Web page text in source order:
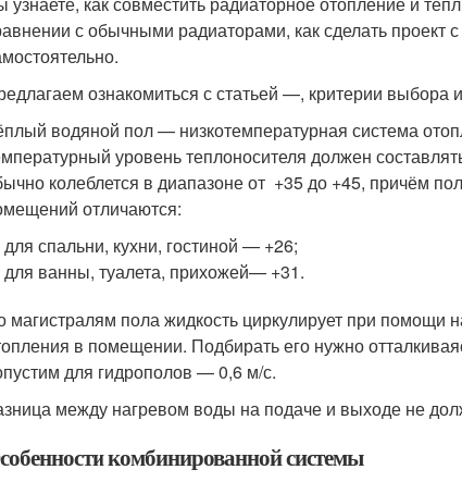
с обычными радиаторами, как сделать проект
ознакомиться с статьей —, критерии
водяной пол — низкотемпературная система
уровень теплоносителя должен
колеблется в диапазоне от +35 до +45, причём
отличаются:
для спальни, кухни, гостиной — +26;
для ванны, туалета, прихожей— +31.
магистралям пола жидкость циркулирует при помощи
в помещении. Подбирать его нужно
для гидрополов — 0,6 м/с.
между нагревом воды на подаче и выходе не
комбинированной системы